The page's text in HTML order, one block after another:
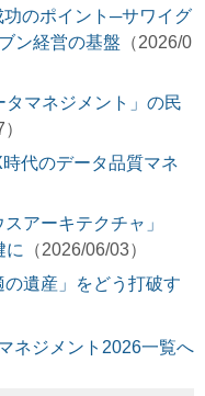
のポイント─サワイグ
ン経営の基盤 （2026/0
マネジメント」の民
代のデータ品質マネ
アーキテクチャ」
に
（2026/06/03）
遺産」をどう打破す
ネジメント2026一覧へ